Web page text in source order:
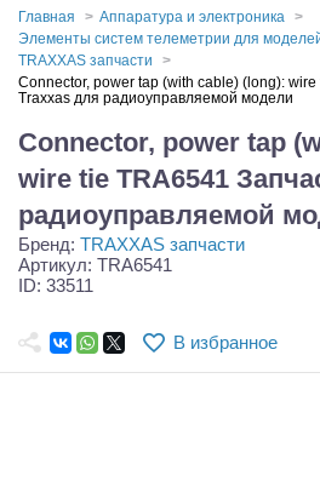
Автомодели
Игрушки
Самолеты
Квадрокоптеры
Конструкторы
Главная
Аппаратура и электроника
Элементы систем телеметрии для
TRAXXAS запчасти
Connector, power tap (with cable) (long):
Traxxas для радиоуправляемой модели
Connector, power tap
wire tie TRA6541
радиоуправляемой
Бренд: TRAXXAS запчасти
Артикул: TRA6541
ID: 33511
В избранное